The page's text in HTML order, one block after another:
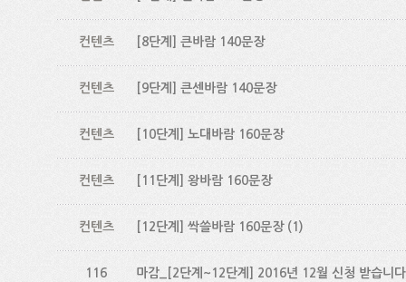
컨텐츠 [8단계] 큰바람 140문장
컨텐츠 [9단계] 큰센바람 140문장
컨텐츠 [10단계] 노대바람 160문장
컨텐츠 [11단계] 왕바람 160문장
컨텐츠 [12단계] 싹쓸바람 160문장 (1)
116 마감_[2단계~12단계] 2016년 12월 신청 받습니